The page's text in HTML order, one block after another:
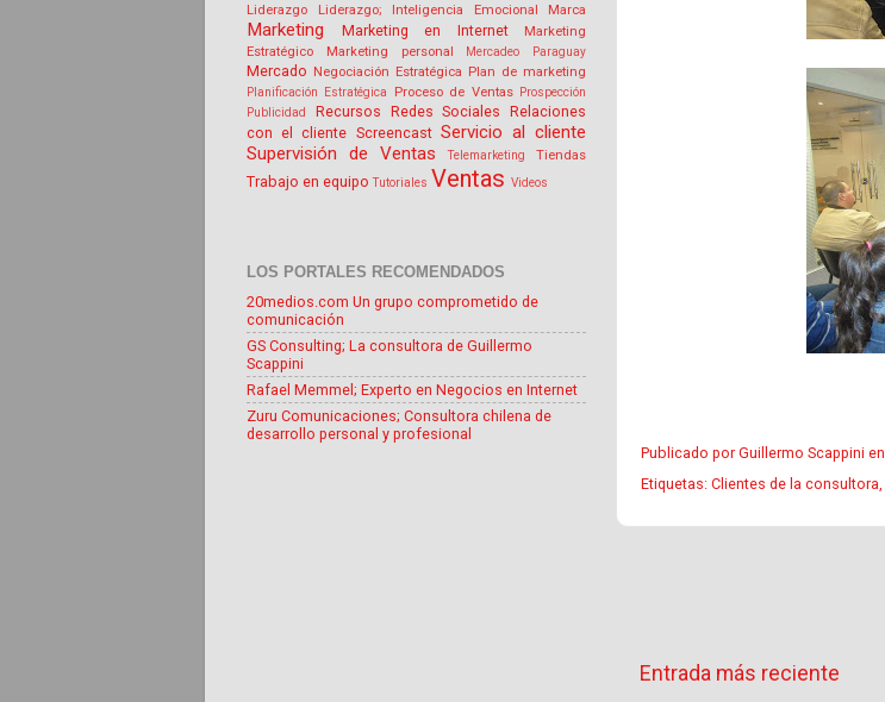
Publicado por Guillermo Scappini en
Etiquetas: Clientes de la consultora,
Entrada más reciente
Liderazgo Liderazgo; Inteligencia Emocional Marca
Marketing Marketing en Internet
Marketing
Estratégico
Marketing personal Mercadeo Paraguay
Mercado Negociación Estratégica Plan de marketing
Planificación Estratégica Proceso de Ventas
Prospección
Publicidad
Recursos Redes Sociales Relaciones
con el cliente Screencast Servicio al cliente
Supervisión de Ventas
Telemarketing Tiendas
Trabajo en equipo Tutoriales Ventas Videos
LOS PORTALES RECOMENDADOS
20medios.com Un grupo comprometido de
comunicación
GS Consulting; La consultora de Guillermo
Scappini
Rafael Memmel; Experto en Negocios en Internet
Zuru Comunicaciones; Consultora chilena de
desarrollo personal y profesional